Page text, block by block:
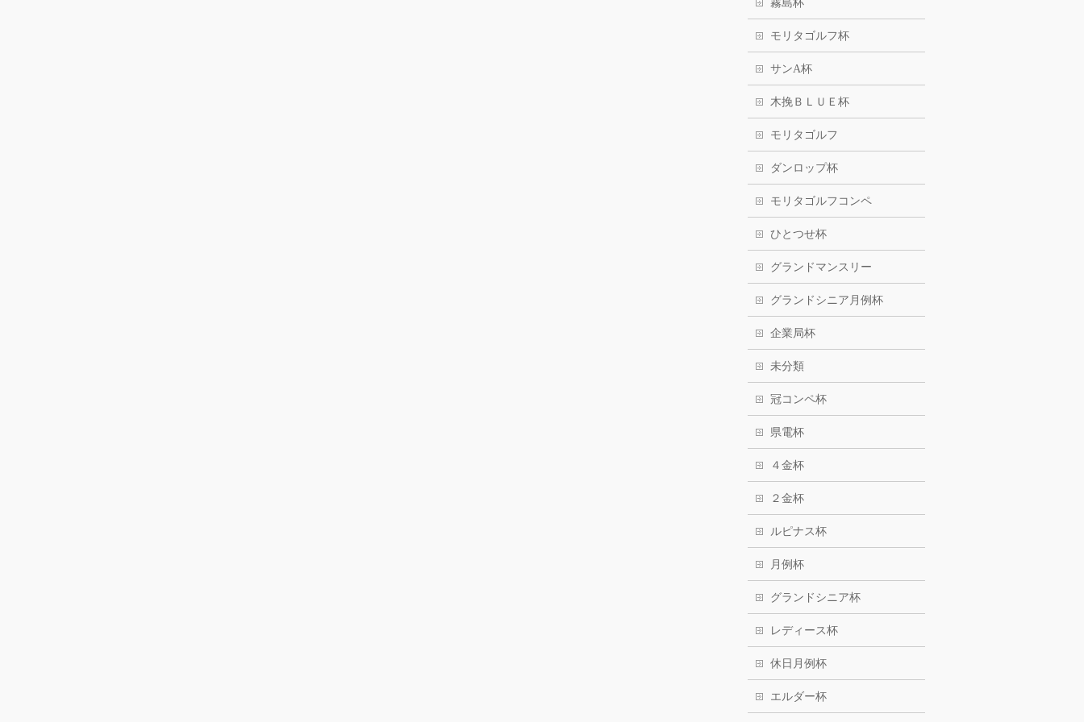
霧島杯
モリタゴルフ杯
サンA杯
木挽ＢＬＵＥ杯
モリタゴルフ
ダンロップ杯
モリタゴルフコンペ
ひとつせ杯
グランドマンスリー
グランドシニア月例杯
企業局杯
未分類
冠コンペ杯
県電杯
４金杯
２金杯
ルピナス杯
月例杯
グランドシニア杯
レディース杯
休日月例杯
エルダー杯